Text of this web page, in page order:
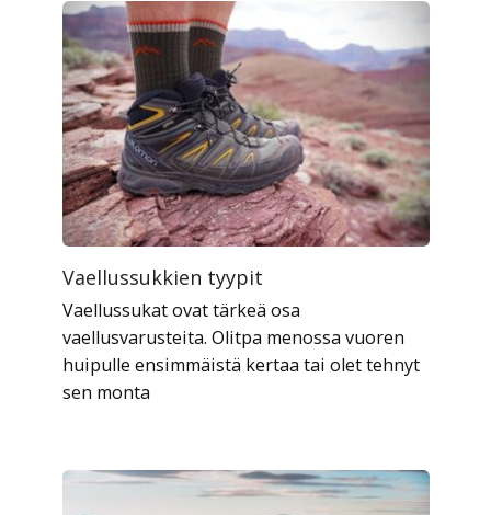
Vaellussukkien tyypit
Vaellussukat ovat tärkeä osa
vaellusvarusteita. Olitpa menossa vuoren
huipulle ensimmäistä kertaa tai olet tehnyt
sen monta